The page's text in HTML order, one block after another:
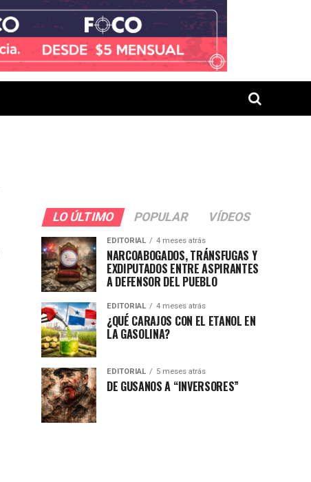
LO ÚLTIMO POPULAR VÍDEOS
EDITORIAL 4 meses atrás
NARCOABOGADOS, TRÁNSFUGAS Y
EXDIPUTADOS ENTRE ASPIRANTES
A DEFENSOR DEL PUEBLO
EDITORIAL 4 meses atrás
¿QUÉ CARAJOS CON EL ETANOL EN
LA GASOLINA?
EDITORIAL 5 meses atrás
DE GUSANOS A “INVERSORES”